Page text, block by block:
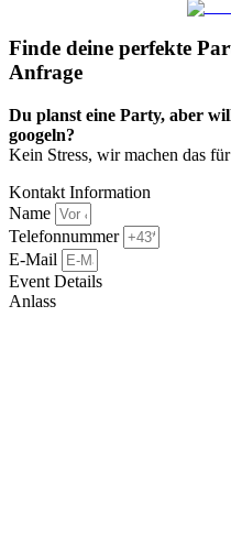
Finde deine perfekte
Anfrage​
Du planst eine Party, aber
googeln?
Kein Stress, wir machen das
Kontakt Information
Name
Telefonnummer
E-Mail
Event Details
Anlass